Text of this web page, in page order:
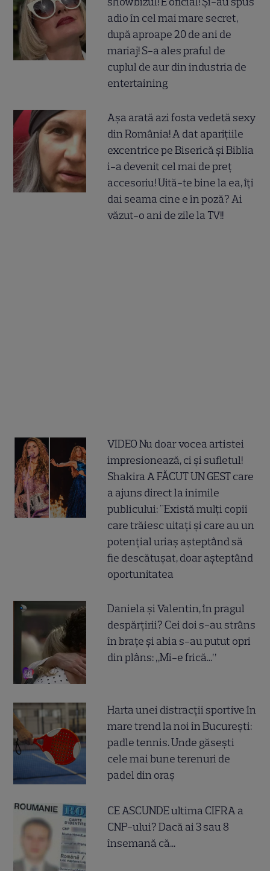
adio în cel mai mare secret,
după aproape 20 de ani de
mariaj! S-a ales praful de
cuplul de aur din industria de
entertaining
Așa arată azi fosta vedetă sexy
din România! A dat aparițiile
excentrice pe Biserică și Biblia
i-a devenit cel mai de preț
accesoriu! Uită-te bine la ea, îți
dai seama cine e în poză? Ai
văzut-o ani de zile la TV!!
VIDEO Nu doar vocea artistei
impresionează, ci și sufletul!
Shakira A FĂCUT UN GEST care
a ajuns direct la inimile
publicului: "Există mulți copii
care trăiesc uitați și care au un
potențial uriaș așteptând să
fie descătușat, doar așteptând
oportunitatea
Daniela și Valentin, în pragul
despărțirii? Cei doi s-au strâns
în brațe și abia s-au putut opri
din plâns: „Mi-e frică...”
Harta unei distracții sportive în
mare trend la noi în București:
padle tennis. Unde găsești
cele mai bune terenuri de
padel din oraș
CE ASCUNDE ultima CIFRA a
CNP-ului? Dacă ai 3 sau 8
însemană că...